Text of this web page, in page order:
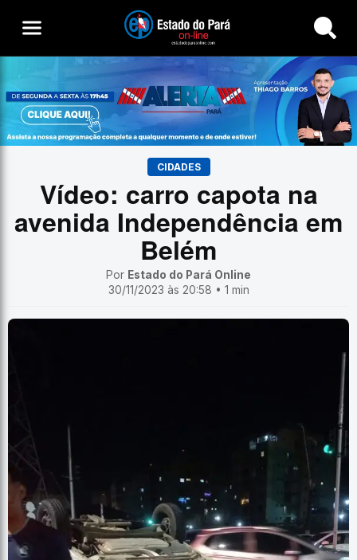
Buscar
CIDADES
Vídeo: carro capota na
avenida Independência em
Belém
Por Estado do Pará Online
30/11/2023 às 20:58 • 1 min